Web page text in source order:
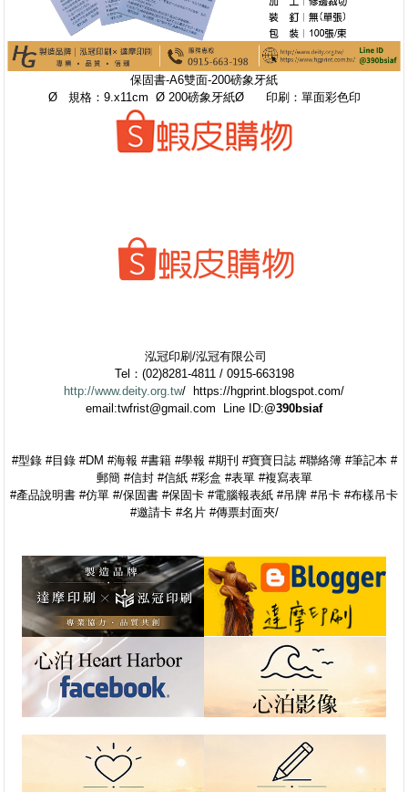
保固書-A6雙面-200磅象牙紙
Ø 規格：9.x11cm Ø 200磅象牙紙Ø 印刷：單面彩色印
泓冠印刷/泓冠有限公司
Tel：(02)8281-4811 / 0915-663198
http://www.deity.org.tw/ https://hgprint.blogspot.com/
email:twfrist@gmail.com Line ID:@390bsiaf
#型錄 #目錄 #DM #海報 #書籍 #學報 #期刊 #寶寶日誌 #聯絡簿 #筆記本 #
郵簡 #信封 #信紙 #彩盒 #表單 #複寫表單
#產品說明書 #仿單 #/保固書 #保固卡 #電腦報表紙 #吊牌 #吊卡 #布樣吊卡
#邀請卡 #名片 #傳票封面夾/